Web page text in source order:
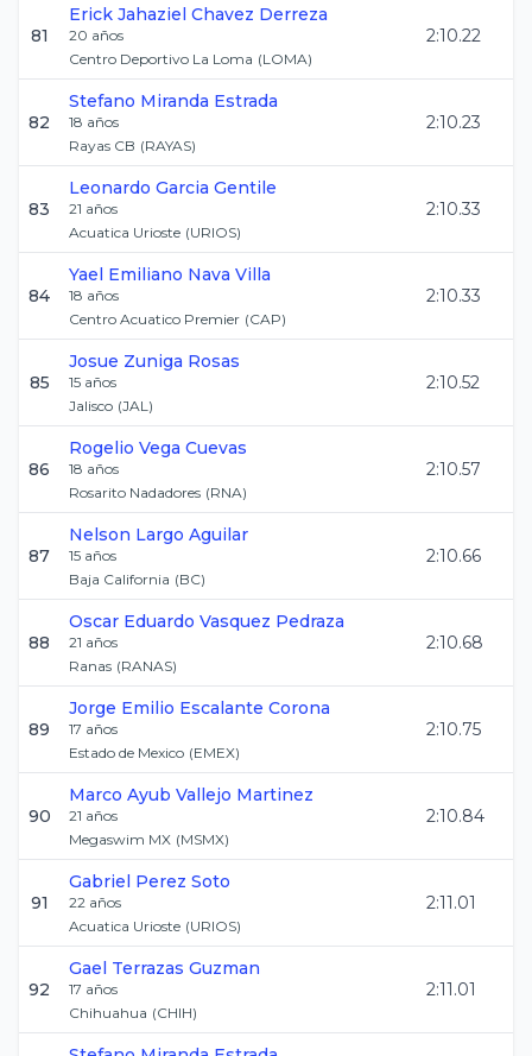
81
Erick Jahaziel Chavez Derreza
20 años
Centro Deportivo La Loma (LOMA)
2:10.22
82
Stefano Miranda Estrada
18 años
Rayas CB (RAYAS)
2:10.23
83
Leonardo Garcia Gentile
21 años
Acuatica Urioste (URIOS)
2:10.33
84
Yael Emiliano Nava Villa
18 años
Centro Acuatico Premier (CAP)
2:10.33
85
Josue Zuniga Rosas
15 años
Jalisco (JAL)
2:10.52
86
Rogelio Vega Cuevas
18 años
Rosarito Nadadores (RNA)
2:10.57
87
Nelson Largo Aguilar
15 años
Baja California (BC)
2:10.66
88
Oscar Eduardo Vasquez Pedraza
21 años
Ranas (RANAS)
2:10.68
89
Jorge Emilio Escalante Corona
17 años
Estado de Mexico (EMEX)
2:10.75
90
Marco Ayub Vallejo Martinez
21 años
Megaswim MX (MSMX)
2:10.84
91
Gabriel Perez Soto
22 años
Acuatica Urioste (URIOS)
2:11.01
92
Gael Terrazas Guzman
17 años
Chihuahua (CHIH)
2:11.01